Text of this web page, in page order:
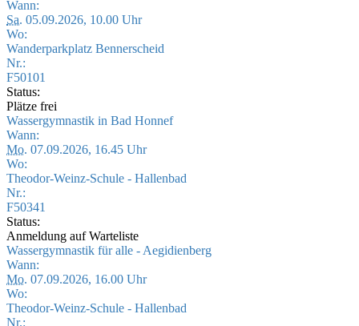
Wann:
Sa. 05.09.2026, 10.00 Uhr
Wo:
Wanderparkplatz Bennerscheid
Nr.:
F50101
Status:
Plätze frei
Wassergymnastik in Bad Honnef
Wann:
Mo. 07.09.2026, 16.45 Uhr
Wo:
Theodor-Weinz-Schule - Hallenbad
Nr.:
F50341
Status:
Anmeldung auf Warteliste
Wassergymnastik für alle - Aegidienberg
Wann:
Mo. 07.09.2026, 16.00 Uhr
Wo:
Theodor-Weinz-Schule - Hallenbad
Nr.: